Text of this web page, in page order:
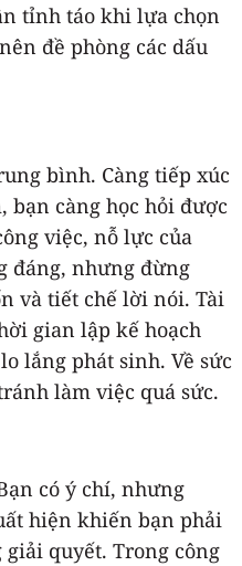
tỉnh táo khi lựa chọn
đề phòng các dấu
bình. Càng tiếp xúc
càng học hỏi được
việc, nỗ lực của
đáng, nhưng đừng
và tiết chế lời nói. Tài
gian lập kế hoạch
lắng phát sinh. Về sức
làm việc quá sức.
có ý chí, nhưng
hiện khiến bạn phải
quyết. Trong công